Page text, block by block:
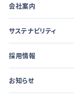
会社案内
サステナビリティ
採用情報
お知らせ